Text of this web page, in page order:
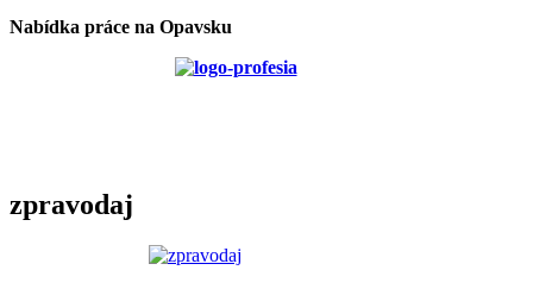
Nabídka práce na Opavsku
zpravodaj